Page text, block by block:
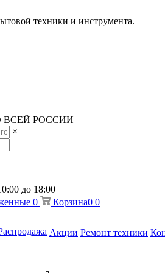
техники и инструмента.
РОССИИ
×
до 18:00
0 Корзина0 0
Акции Ремонт техники